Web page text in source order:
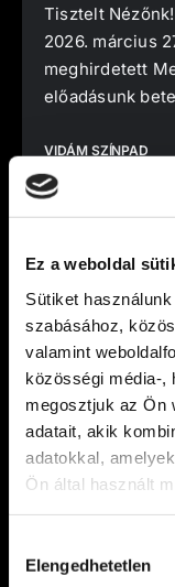
Ez a weboldal
Sütiket
szabásához,
valamint
közösségi média-,
megosztjuk az Ön
adatait, akik
adatokkal,
Ön által használt
kiválasztása
Elengedhetetlen
Tisztelt
2026. március
meghirdetett
előadásunk
VIDÁM SZÍNPAD
Március 22-én,